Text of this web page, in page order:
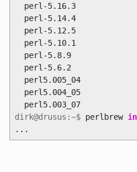
perl-5.16.3
perl-5.14.4
perl-5.12.5
perl-5.10.1
perl-5.8.9
perl-5.6.2
perl5.005_04
perl5.004_05
perl5.003_07
dirk@drusus:~$ perlbrew
...